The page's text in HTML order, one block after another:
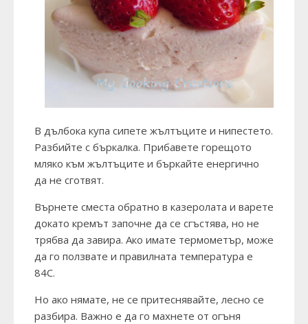
В дълбока купа сипете жълтъците и нипестето.
Разбийте с бъркалка. Прибавете горещото
мляко към жълтъците и бъркайте енергично
да не сготвят.
Върнете сместа обратно в казеролата и варете
докато кремът започне да се сгъстява, но не
трябва да завира. Ако имате термометър, може
да го ползвате и правилната температура е
84С.
Но ако нямате, не се притеснявайте, лесно се
разбира. Важно е да го махнете от огъня